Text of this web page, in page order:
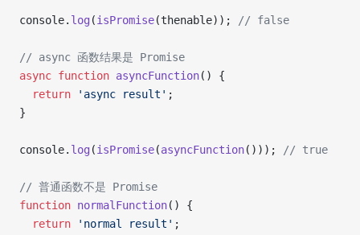
console. log (isPromise(thenable)); // false
// async 函数结果是 Promise
async function asyncFunction() {
  return
'async result' ;
}
console. log (isPromise(asyncFunction())); // true
// 普通函数不是 Promise
function normalFunction() {
  return
'normal result' ;